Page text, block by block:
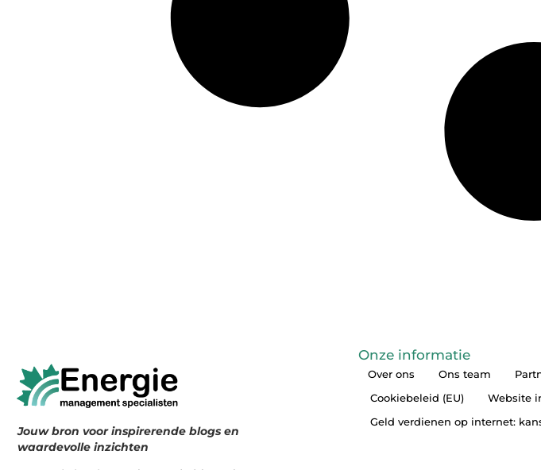
Jouw bron voor inspirerende blogs en
waardevolle inzichten
Onze informatie
Over ons Ons team
Cookiebeleid (EU)
Website
Geld verdienen op internet: